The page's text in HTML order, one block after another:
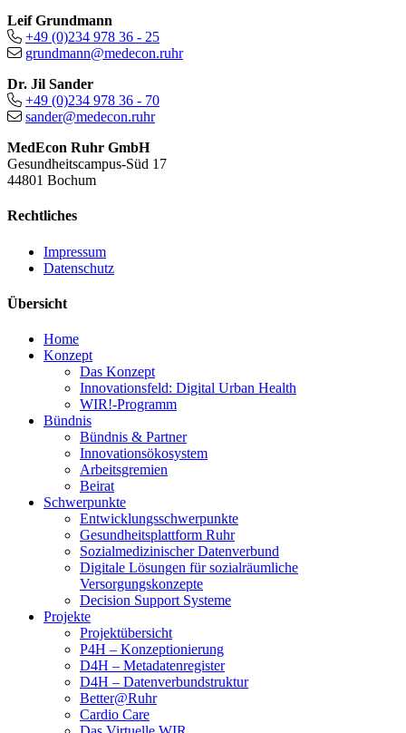
Leif Grundmann
+49 (0)234 978 36 - 25
grundmann@medecon.ruhr
Dr. Jil Sander
+49 (0)234 978 36 - 70
sander@medecon.ruhr
MedEcon Ruhr GmbH
Gesundheitscampus-Süd 17
44801 Bochum
Rechtliches
Impressum
Datenschutz
Übersicht
Home
Konzept
Das Konzept
Innovationsfeld: Digital Urban Health
WIR!-Programm
Bündnis
Bündnis & Partner
Innovationsökosystem
Arbeitsgremien
Beirat
Schwerpunkte
Entwicklungsschwerpunkte
Gesundheitsplattform Ruhr
Sozialmedizinischer Datenverbund
Digitale Lösungen für sozialräumliche
Versorgungskonzepte
Decision Support Systeme
Projekte
Projektübersicht
P4H – Konzeptionierung
D4H – Metadatenregister
D4H – Datenverbundstruktur
Better@Ruhr
Cardio Care